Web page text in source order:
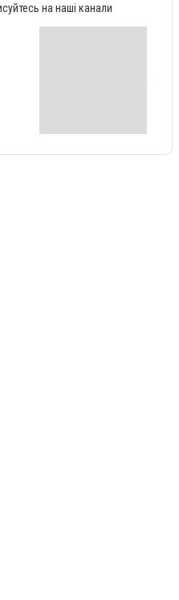
на наші канали